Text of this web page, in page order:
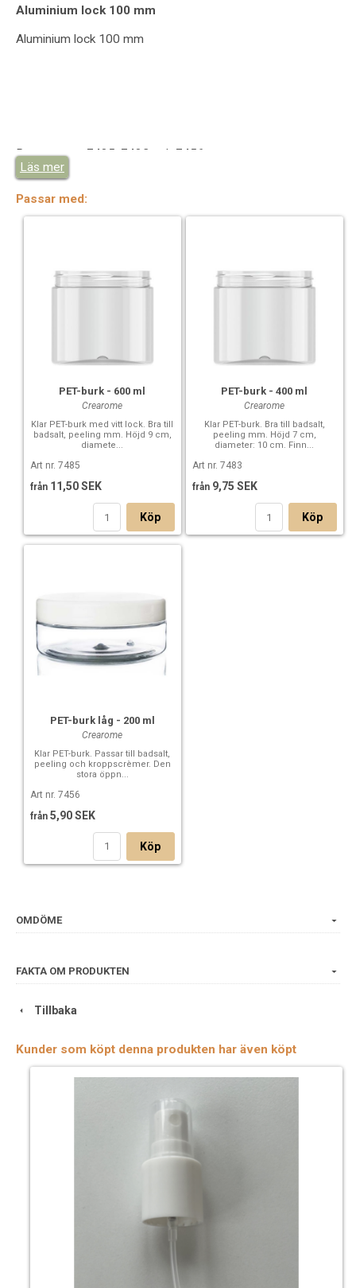
Aluminium lock 100 mm
Aluminium lock 100 mm
Passar art.nr 7485, 7483 och 7456.
Läs mer
Passar med:
PET-burk - 600 ml
Crearome
Klar PET-burk med vitt lock. Bra till
badsalt, peeling mm. Höjd 9 cm,
diamete...
Art nr. 7485
från 11,50 SEK
Köp
PET-burk - 400 ml
Crearome
Klar PET-burk. Bra till badsalt,
peeling mm. Höjd 7 cm,
diameter: 10 cm. Finn...
Art nr. 7483
från 9,75 SEK
Köp
PET-burk låg - 200 ml
Crearome
Klar PET-burk. Passar till badsalt,
peeling och kroppscrèmer. Den
stora öppn...
Art nr. 7456
från 5,90 SEK
Köp
OMDÖME
FAKTA OM PRODUKTEN
Tillbaka
Kunder som köpt denna produkten har även köpt